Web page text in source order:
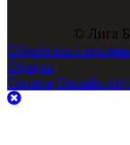
© Лига
Обработка
Оферта
Оплата Онлайн-